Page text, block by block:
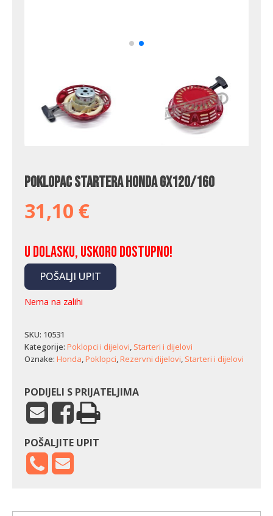
Poklopac startera Honda GX120/160
31,10 €
U dolasku, uskoro dostupno!
POŠALJI UPIT
Nema na zalihi
SKU: 10531
Kategorije: Poklopci i dijelovi, Starteri i dijelovi
Oznake: Honda,Poklopci,Rezervni dijelovi, Starteri i dijelovi
PODIJELI S PRIJATELJIMA
POŠALJITE UPIT